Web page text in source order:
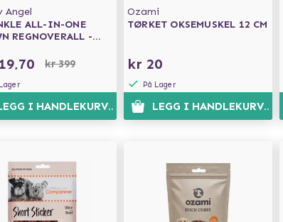
Angel
ALL-IN-ONE
REGNOVERALL -
kr 399
I HANDLEKURVEN
Ozami
TØRKET OKSEMUSKEL 12 CM
kr 20
På Lager
LEGG I HANDLEKURVEN